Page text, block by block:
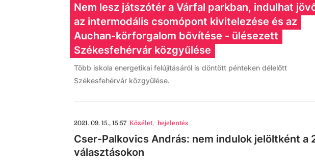
Nem lesz játszótér a Várfal parkban, indulhat
az intermodális csomópont kivitelezése és az
Auchan-körforgalom bővítése - ülésezett
Székesfehérvár közgyűlése
Több iskola energetikai felújításáról is döntött pénteken délelőtt
Székesfehérvár közgyűlése.
2021. 09. 15., 15:57 Közélet, bejelentés
Cser-Palkovics András: nem indulok jelöltként a
választásokon